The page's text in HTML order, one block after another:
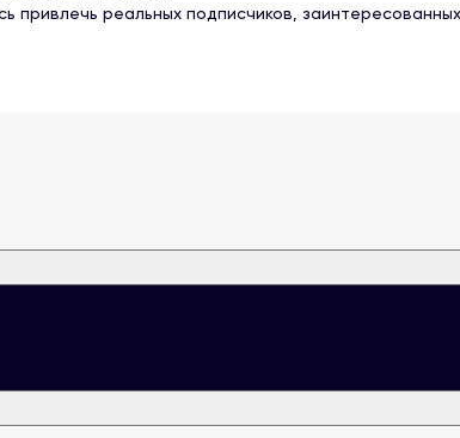
реальных подписчиков,